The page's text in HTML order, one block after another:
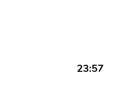
23:57